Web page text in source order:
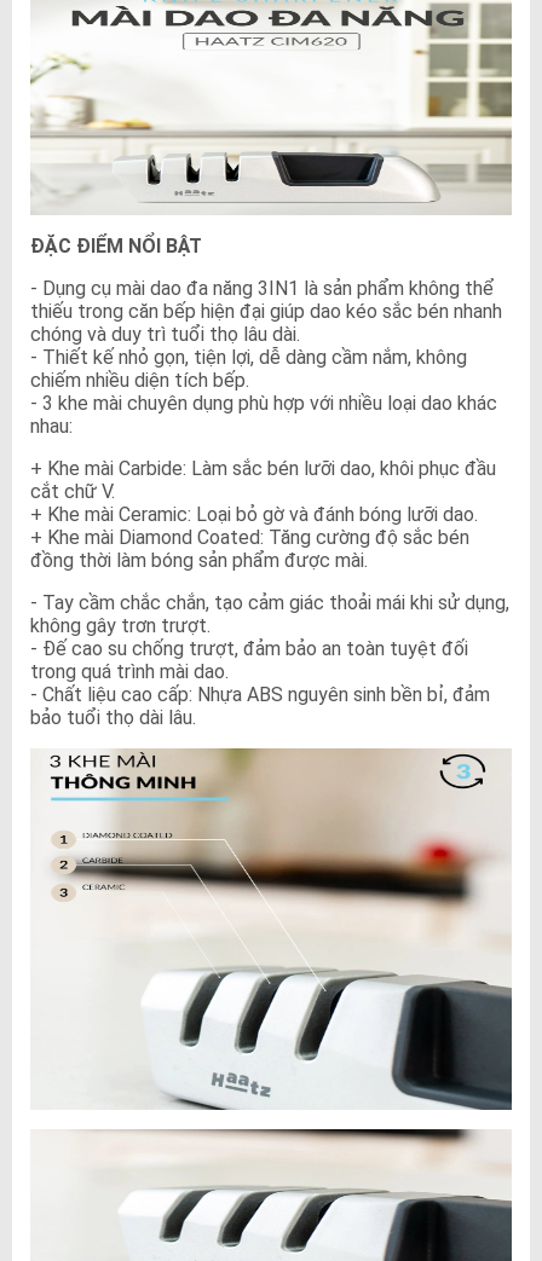
ĐẶC ĐIỂM NỔI BẬT
- Dụng cụ mài dao đa năng 3IN1 là sản phẩm không thể
thiếu trong căn bếp hiện đại giúp dao kéo sắc bén nhanh
chóng và duy trì tuổi thọ lâu dài.
- Thiết kế nhỏ gọn, tiện lợi, dễ dàng cầm nắm, không
chiếm nhiều diện tích bếp.
- 3 khe mài chuyên dụng phù hợp với nhiều loại dao khác
nhau:
+ Khe mài Carbide: Làm sắc bén lưỡi dao, khôi phục đầu
cắt chữ V.
+ Khe mài Ceramic: Loại bỏ gờ và đánh bóng lưỡi dao.
+ Khe mài Diamond Coated: Tăng cường độ sắc bén
đồng thời làm bóng sản phẩm được mài.
- Tay cầm chắc chắn, tạo cảm giác thoải mái khi sử dụng,
không gây trơn trượt.
- Đế cao su chống trượt, đảm bảo an toàn tuyệt đối
trong quá trình mài dao.
- Chất liệu cao cấp: Nhựa ABS nguyên sinh bền bỉ, đảm
bảo tuổi thọ dài lâu.